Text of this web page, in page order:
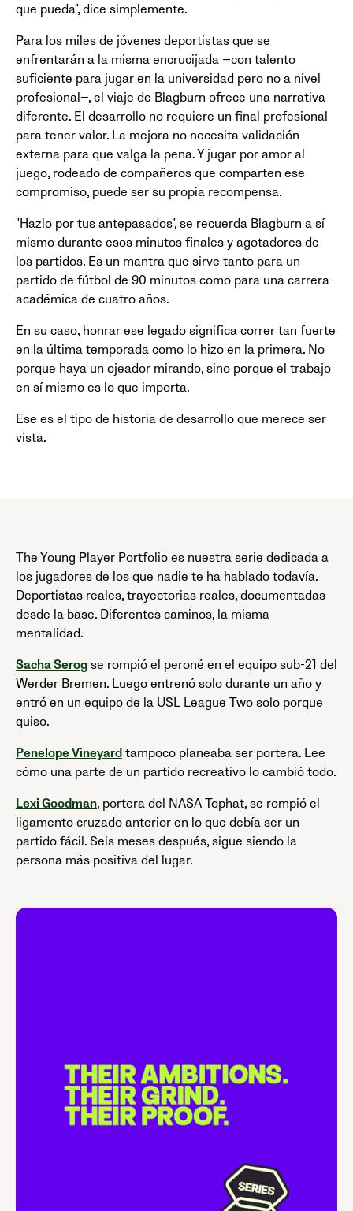
que pueda", dice simplemente.
Para los miles de jóvenes deportistas que se
enfrentarán a la misma encrucijada —con talento
suficiente para jugar en la universidad pero no a nivel
profesional—, el viaje de Blagburn ofrece una narrativa
diferente. El desarrollo no requiere un final profesional
para tener valor. La mejora no necesita validación
externa para que valga la pena. Y jugar por amor al
juego, rodeado de compañeros que comparten ese
compromiso, puede ser su propia recompensa.
"Hazlo por tus antepasados", se recuerda Blagburn a sí
mismo durante esos minutos finales y agotadores de
los partidos. Es un mantra que sirve tanto para un
partido de fútbol de 90 minutos como para una carrera
académica de cuatro años.
En su caso, honrar ese legado significa correr tan fuerte
en la última temporada como lo hizo en la primera. No
porque haya un ojeador mirando, sino porque el trabajo
en sí mismo es lo que importa.
Ese es el tipo de historia de desarrollo que merece ser
vista.
The Young Player Portfolio es nuestra serie dedicada a
los jugadores de los que nadie te ha hablado todavía.
Deportistas reales, trayectorias reales, documentadas
desde la base. Diferentes caminos, la misma
mentalidad.
Sacha Serog se rompió el peroné en el equipo sub-21 del
Werder Bremen. Luego entrenó solo durante un año y
entró en un equipo de la USL League Two solo porque
quiso.
Penelope Vineyard tampoco planeaba ser portera. Lee
cómo una parte de un partido recreativo lo cambió todo.
Lexi Goodman, portera del NASA Tophat, se rompió el
ligamento cruzado anterior en lo que debía ser un
partido fácil. Seis meses después, sigue siendo la
persona más positiva del lugar.